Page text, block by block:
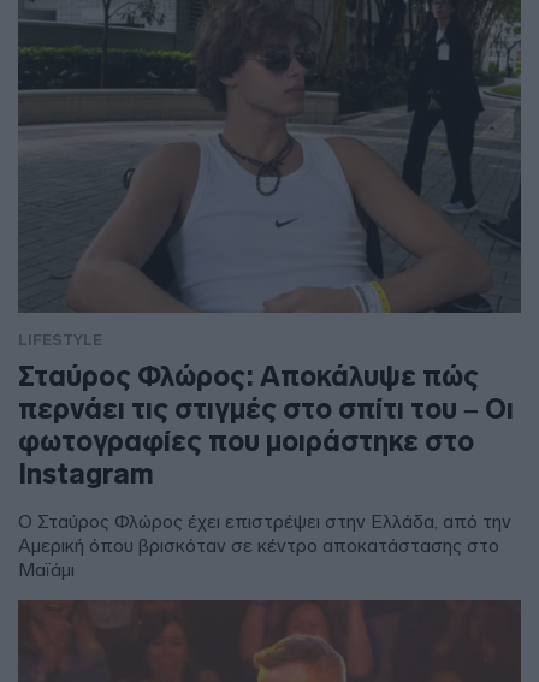
LIFESTYLE
Σταύρος Φλώρος: Αποκάλυψε πώς
περνάει τις στιγμές στο σπίτι του – Οι
φωτογραφίες που μοιράστηκε στο
Instagram
Ο Σταύρος Φλώρος έχει επιστρέψει στην Ελλάδα, από την
Αμερική όπου βρισκόταν σε κέντρο αποκατάστασης στο
Μαϊάμι